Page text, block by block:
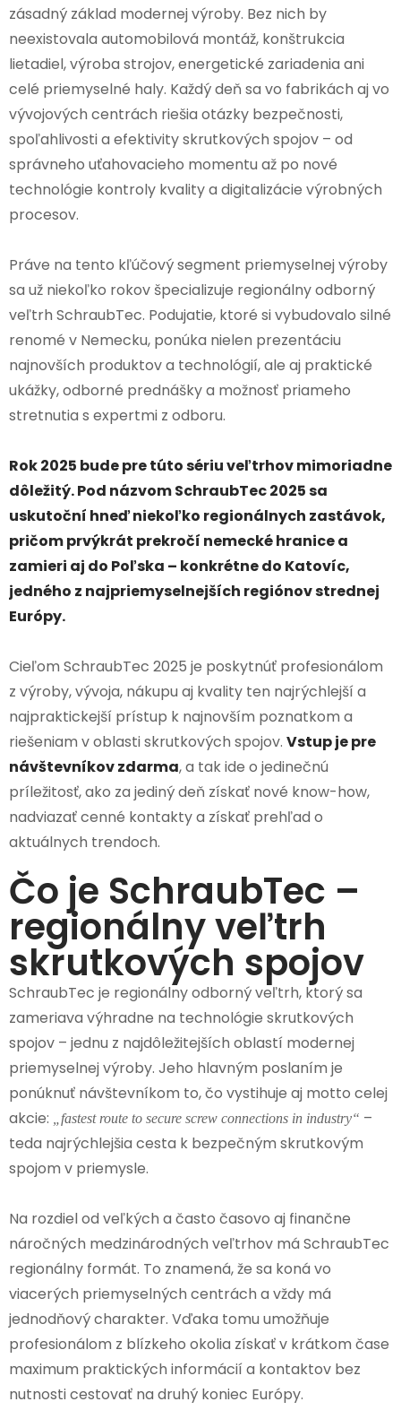
zásadný základ modernej výroby. Bez nich by
neexistovala automobilová montáž, konštrukcia
lietadiel, výroba strojov, energetické zariadenia ani
celé priemyselné haly. Každý deň sa vo fabrikách aj vo
vývojových centrách riešia otázky bezpečnosti,
spoľahlivosti a efektivity skrutkových spojov – od
správneho uťahovacieho momentu až po nové
technológie kontroly kvality a digitalizácie výrobných
procesov.
Práve na tento kľúčový segment priemyselnej výroby
sa už niekoľko rokov špecializuje regionálny odborný
veľtrh SchraubTec. Podujatie, ktoré si vybudovalo silné
renomé v Nemecku, ponúka nielen prezentáciu
najnovších produktov a technológií, ale aj praktické
ukážky, odborné prednášky a možnosť priameho
stretnutia s expertmi z odboru.
Rok 2025 bude pre túto sériu veľtrhov mimoriadne
dôležitý. Pod názvom SchraubTec 2025 sa
uskutoční hneď niekoľko regionálnych zastávok,
pričom prvýkrát prekročí nemecké hranice a
zamieri aj do Poľska – konkrétne do Katovíc,
jedného z najpriemyselnejších regiónov strednej
Európy.
Cieľom SchraubTec 2025 je poskytnúť profesionálom
z výroby, vývoja, nákupu aj kvality ten najrýchlejší a
najpraktickejší prístup k najnovším poznatkom a
riešeniam v oblasti skrutkových spojov. Vstup je pre
návštevníkov zdarma, a tak ide o jedinečnú
príležitosť, ako za jediný deň získať nové know-how,
nadviazať cenné kontakty a získať prehľad o
aktuálnych trendoch.
Čo je SchraubTec –
regionálny veľtrh
skrutkových spojov
SchraubTec je regionálny odborný veľtrh, ktorý sa
zameriava výhradne na technológie skrutkových
spojov – jednu z najdôležitejších oblastí modernej
priemyselnej výroby. Jeho hlavným poslaním je
ponúknuť návštevníkom to, čo vystihuje aj motto celej
akcie:
„fastest route to secure screw connections in industry“ –
teda najrýchlejšia cesta k bezpečným skrutkovým
spojom v priemysle.
Na rozdiel od veľkých a často časovo aj finančne
náročných medzinárodných veľtrhov má SchraubTec
regionálny formát. To znamená, že sa koná vo
viacerých priemyselných centrách a vždy má
jednodňový charakter. Vďaka tomu umožňuje
profesionálom z blízkeho okolia získať v krátkom čase
maximum praktických informácií a kontaktov bez
nutnosti cestovať na druhý koniec Európy.